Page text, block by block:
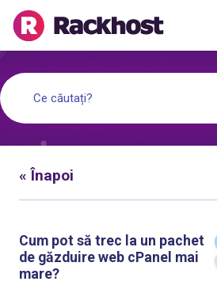
« Înapoi
Cum pot să trec la un pachet
de găzduire web cPanel mai
mare?